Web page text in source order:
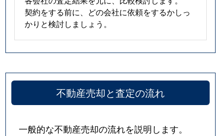
契約をする前に、どの会社に依頼をするかしっ
かりと検討しましょう。
不動産売却と査定の流れ
一般的な不動産売却の流れを説明します。